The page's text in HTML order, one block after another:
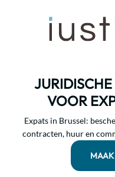
VOOR
Expats in Brussel:
contracten, huur en
MAAK